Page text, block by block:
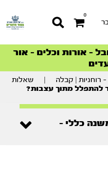
0
– דרך המלך
– אורות וכלים – אור
הטבעית >
– דרך המלך
רוחניות | קבלה
שאלות
להתפלל מתוך עצבות?
כללי -